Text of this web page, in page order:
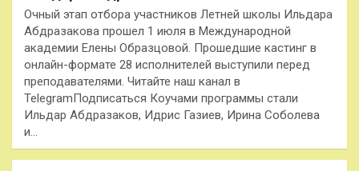
Очный этап отбора участников Летней школы Ильдара
Абдразакова прошел 1 июля в Международной
академии Елены Образцовой. Прошедшие кастинг в
онлайн-формате 28 исполнителей выступили перед
преподавателями. Читайте наш канал в
TelegramПодписаться Коучами программы стали
Ильдар Абдразаков, Идрис Газиев, Ирина Соболева
и…